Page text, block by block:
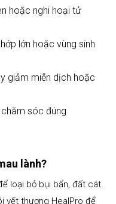
hoặc nghi hoại tử
lớn hoặc vùng sinh
giảm miễn dịch hoặc
sóc đúng
lành?
loại bỏ bụi bẩn, đất cát.
vết thương HealPro để